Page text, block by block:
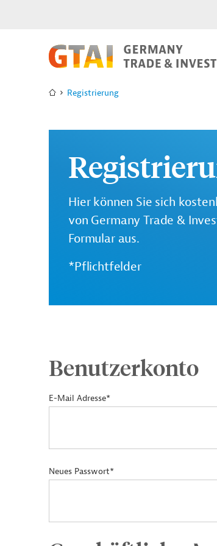
Registrierung
Hier können Sie sich
von Germany Trade &
Formular aus.
*Pflichtfelder
Benutzerkonto
E-Mail Adresse*
Neues Passwort*